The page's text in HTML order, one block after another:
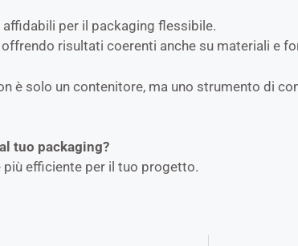
per il packaging flessibile.
risultati coerenti anche su materiali e
è solo un contenitore, ma uno strumento di
tuo packaging?
efficiente per il tuo progetto.